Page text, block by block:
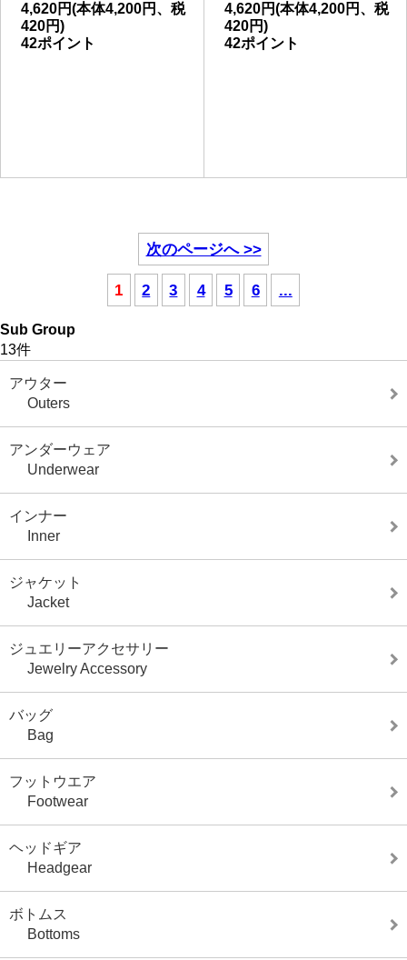
4,620円(本体4,200円、税
420円)
42ポイント
4,620円(本体4,200円、税
420円)
42ポイント
次のページへ >>
1 2 3 4 5 6 ...
Sub Group
13件
アウター
Outers
アンダーウェア
Underwear
インナー
Inner
ジャケット
Jacket
ジュエリーアクセサリー
Jewelry Accessory
バッグ
Bag
フットウエア
Footwear
ヘッドギア
Headgear
ボトムス
Bottoms